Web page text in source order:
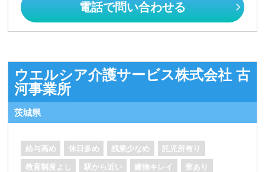
電話で問い合わせる
ウエルシア介護サービス株式会社 古
河事業所
茨城県
給与高め 休日多め 残業少なめ 託児所有り
教育制度よし 駅から近い 建物キレイ 寮あり